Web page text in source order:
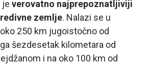
je verovatno najprepoznatljiviji
zemlje. Nalazi se u
250 km jugoistočno od
šezdesetak kilometara od
i na oko 100 km od